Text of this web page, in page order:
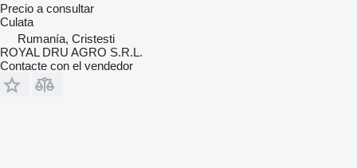
Precio a consultar
Culata
Rumanía, Cristesti
ROYAL DRU AGRO S.R.L.
Contacte con el vendedor